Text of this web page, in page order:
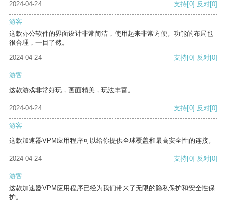
2024-04-24 支持[0] 反对[0]
游客
这款办公软件的界面设计非常简洁，使用起来非常方便。功能的布局也
很合理，一目了然。
2024-04-24
支持[0] 反对[0]
游客
这款游戏非常好玩，画面精美，玩法丰富。
2024-04-24 支持[0] 反对[0]
游客
这款加速器VPM应用程序可以给你提供全球覆盖和最高安全性的连接。
2024-04-24 支持[0] 反对[0]
游客
这款加速器VPM应用程序已经为我们带来了无限的隐私保护和安全性保
护。